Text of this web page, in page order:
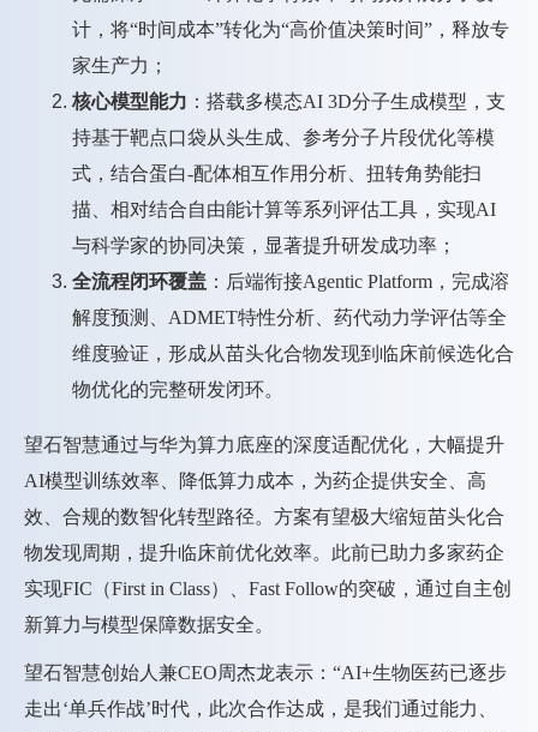
计，将“时间成本”转化为“高价值决策时间”，释放专
家生产力；
核心模型能力 ：搭载多模态AI 3D分子生成模型，支
持基于靶点口袋从头生成、参考分子片段优化等模
式，结合蛋白-配体相互作用分析、扭转角势能扫
描、相对结合自由能计算等系列评估工具，实现AI
与科学家的协同决策，显著提升研发成功率；
全流程闭环覆盖 ：后端衔接Agentic Platform，完成溶
解度预测、ADMET特性分析、药代动力学评估等全
维度验证，形成从苗头化合物发现到临床前候选化合
物优化的完整研发闭环。
望石智慧通过与华为算力底座的深度适配优化，大幅提升
AI模型训练效率、降低算力成本，为药企提供安全、高
效、合规的数智化转型路径。方案有望极大缩短苗头化合
物发现周期，提升临床前优化效率。此前已助力多家药企
实现FIC（First in Class）、Fast Follow的突破，通过自主创
新算力与模型保障数据安全。
望石智慧创始人兼CEO周杰龙表示：“AI+生物医药已逐步
走出‘单兵作战’时代，此次合作达成，是我们通过能力、